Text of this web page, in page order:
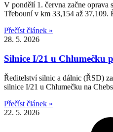
V pondělí 1. června začne oprava
Třebouní v km 33,154 až 37,109.
Přečíst článek »
28. 5. 2026
Silnice I/21 u Chlumečku
Ředitelství silnic a dálnic (ŘSD)
silnice I/21 u Chlumečku na
Přečíst článek »
22. 5. 2026